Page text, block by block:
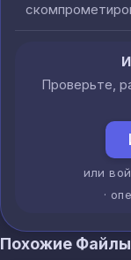
Проверьте,
или
·
Похожие